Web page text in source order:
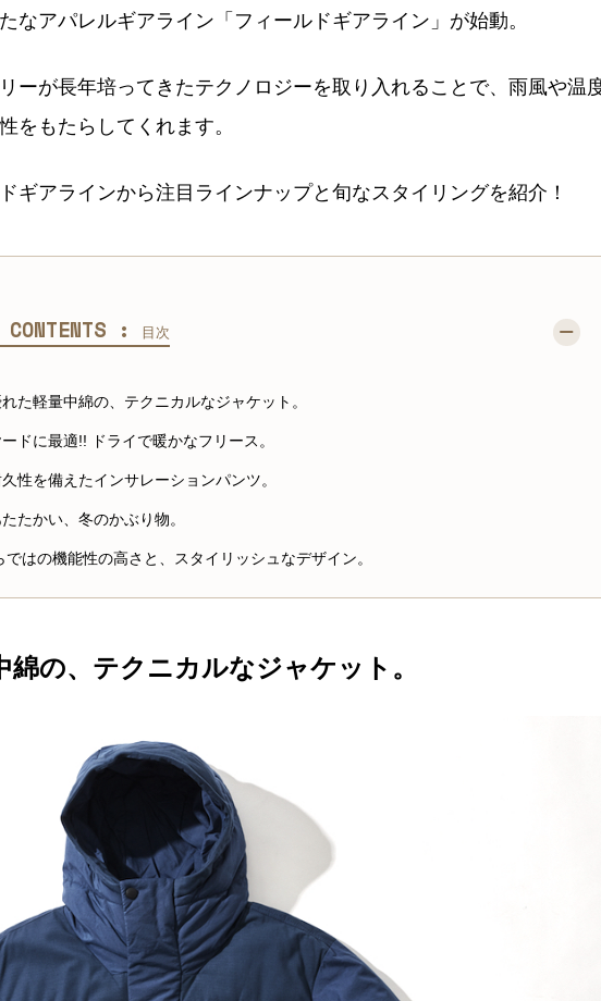
なアパレルギアライン「フィールドギアライン」が始動。
ーが長年培ってきたテクノロジーを取り入れることで、雨風や温
をもたらしてくれます。
ギアラインから注目ラインナップと旬なスタイリングを紹介！
: 目次
た軽量中綿の、テクニカルなジャケット。
ドに最適!! ドライで暖かなフリース。
性を備えたインサレーションパンツ。
たかい、冬のかぶり物。
ではの機能性の高さと、スタイリッシュなデザイン。
の、テクニカルなジャケット。